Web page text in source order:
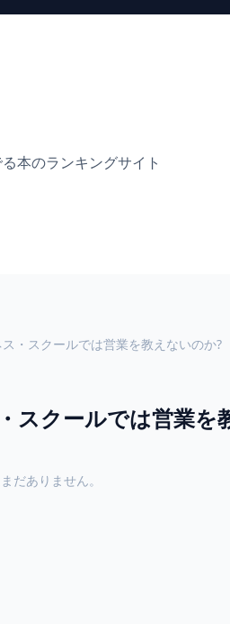
本のランキングサイト
・スクールでは営業を教えないのか?
スクールでは営業を
だありません。